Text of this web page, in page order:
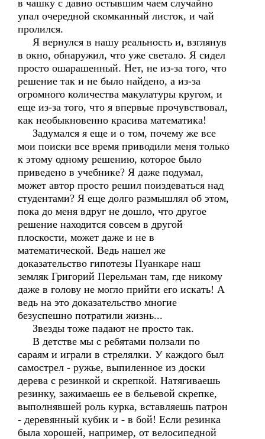
в чашку с давно остывшим чаем случайно
упал очередной скомканный листок, и чай
пролился.
Я вернулся в нашу реальность и, взглянув
в окно, обнаружил, что уже светало. Я сидел
просто ошарашенный. Нет, не из-за того, что
решение так и не было найдено, а из-за
огромного количества макулатуры кругом, и
еще из-за того, что я впервые прочувствовал,
как необыкновенно красива математика!
Задумался я еще и о том, почему же все
мои поиски все время приводили меня только
к этому одному решению, которое было
приведено в учебнике? Я даже подумал,
может автор просто решил поиздеваться над
студентами? Я еще долго размышлял об этом,
пока до меня вдруг не дошло, что другое
решение находится совсем в другой
плоскости, может даже и не в
математической. Ведь нашел же
доказательство гипотезы Пуанкаре наш
земляк Григорий Перельман там, где никому
даже в голову не могло прийти его искать! А
ведь на это доказательство многие
безуспешно потратили жизнь...
Звезды тоже падают не просто так.
В детстве мы с ребятами ползали по
сараям и играли в стрелялки. У каждого был
самострел - ружье, выпиленное из доски
дерева с резинкой и скрепкой. Натягиваешь
резинку, зажимаешь ее в бельевой скрепке,
выполнявшей роль курка, вставляешь патрон
- деревянный кубик и - в бой! Если резинка
была хорошей, например, от велосипедной